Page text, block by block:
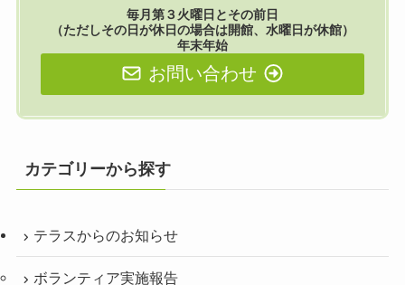
毎月第３火曜日とその前日
（ただしその日が休日の場合は開館、水曜日が休館）
年末年始
お問い合わせ
カテゴリーから探す
テラスからのお知らせ
ボランティア実施報告